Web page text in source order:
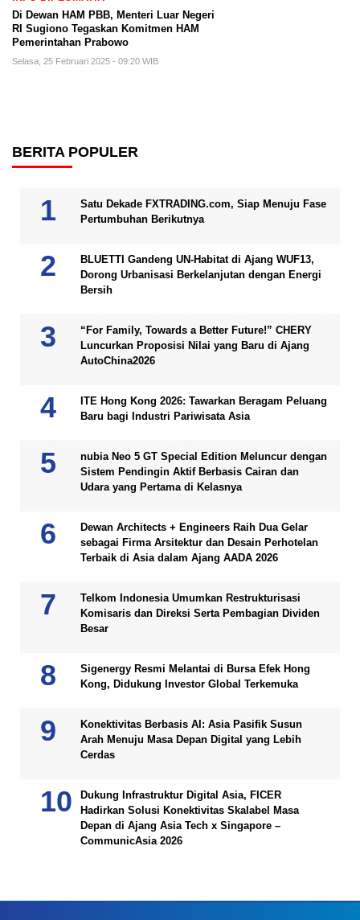
Di Dewan HAM PBB, Menteri Luar Negeri
RI Sugiono Tegaskan Komitmen HAM
Pemerintahan Prabowo
Selasa, 25 Februari 2025 - 09:20 WIB
BERITA POPULER
Satu Dekade FXTRADING.com, Siap Menuju Fase
Pertumbuhan Berikutnya
BLUETTI Gandeng UN-Habitat di Ajang WUF13,
Dorong Urbanisasi Berkelanjutan dengan Energi
Bersih
“For Family, Towards a Better Future!” CHERY
Luncurkan Proposisi Nilai yang Baru di Ajang
AutoChina2026
ITE Hong Kong 2026: Tawarkan Beragam Peluang
Baru bagi Industri Pariwisata Asia
nubia Neo 5 GT Special Edition Meluncur dengan
Sistem Pendingin Aktif Berbasis Cairan dan
Udara yang Pertama di Kelasnya
Dewan Architects + Engineers Raih Dua Gelar
sebagai Firma Arsitektur dan Desain Perhotelan
Terbaik di Asia dalam Ajang AADA 2026
Telkom Indonesia Umumkan Restrukturisasi
Komisaris dan Direksi Serta Pembagian Dividen
Besar
Sigenergy Resmi Melantai di Bursa Efek Hong
Kong, Didukung Investor Global Terkemuka
Konektivitas Berbasis AI: Asia Pasifik Susun
Arah Menuju Masa Depan Digital yang Lebih
Cerdas
Dukung Infrastruktur Digital Asia, FICER
Hadirkan Solusi Konektivitas Skalabel Masa
Depan di Ajang Asia Tech x Singapore –
CommunicAsia 2026